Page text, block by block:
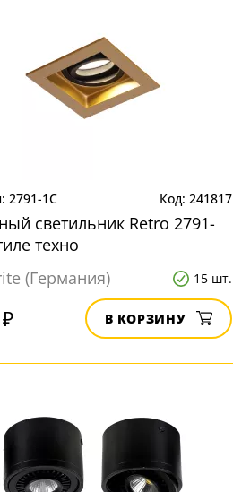
2791-1C 241817
светильник Retro 2791-
техно
(Германия)
15 шт.
В КОРЗИНУ